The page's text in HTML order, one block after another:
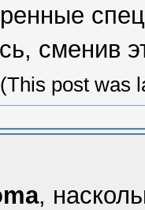
сменив
(This post was
,